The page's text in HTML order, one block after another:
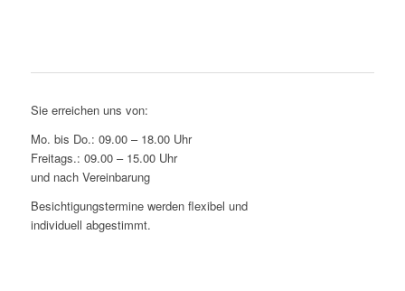
Sie erreichen uns von:
Mo. bis Do.: 09.00 – 18.00 Uhr
Freitags.: 09.00 – 15.00 Uhr
und nach Vereinbarung
Besichtigungstermine werden flexibel und
individuell abgestimmt.